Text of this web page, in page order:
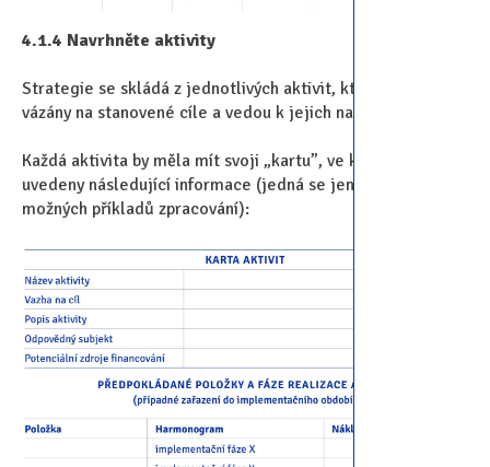
4.1.4 Navrhněte aktivity
Strategie se skládá z jednotlivých aktivit, které jsou
vázány na stanovené cíle a vedou k jejich naplnění.
Každá aktivita by měla mít svoji „kartu”, ve které jsou
uvedeny následující informace (jedná se jen o jeden z
možných příkladů zpracování):